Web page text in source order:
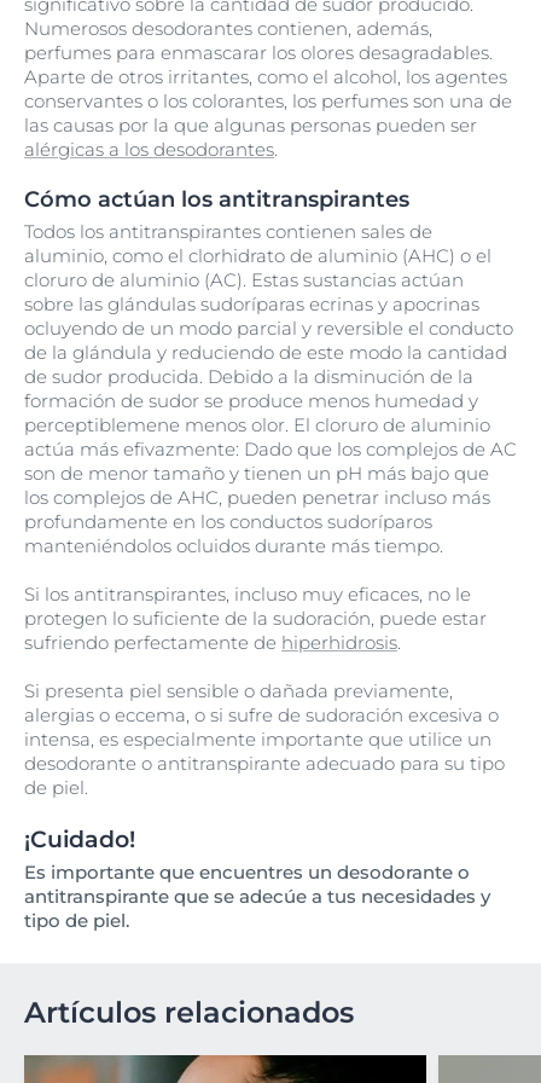
Numerosos desodorantes contienen, además,
perfumes para enmascarar los olores desagradables.
Aparte de otros irritantes, como el alcohol, los agentes
conservantes o los colorantes, los perfumes son una de
las causas por la que algunas personas pueden ser
alérgicas a los desodorantes.
Cómo actúan los antitranspirantes
Todos los antitranspirantes contienen sales de
aluminio, como el clorhidrato de aluminio (AHC) o el
cloruro de aluminio (AC). Estas sustancias actúan
sobre las glándulas sudoríparas ecrinas y apocrinas
ocluyendo de un modo parcial y reversible el conducto
de la glándula y reduciendo de este modo la cantidad
de sudor producida. Debido a la disminución de la
formación de sudor se produce menos humedad y
perceptiblemene menos olor. El cloruro de aluminio
actúa más efivazmente: Dado que los complejos de AC
son de menor tamaño y tienen un pH más bajo que
los complejos de AHC, pueden penetrar incluso más
profundamente en los conductos sudoríparos
manteniéndolos ocluidos durante más tiempo.
Si los antitranspirantes, incluso muy eficaces, no le
protegen lo suficiente de la sudoración, puede estar
sufriendo perfectamente de hiperhidrosis.
Si presenta piel sensible o dañada previamente,
alergias o eccema, o si sufre de sudoración excesiva o
intensa, es especialmente importante que utilice un
desodorante o antitranspirante adecuado para su tipo
de piel.
¡Cuidado!
Es importante que encuentres un desodorante o
antitranspirante que se adecúe a tus necesidades y
tipo de piel.
Artículos relacionados